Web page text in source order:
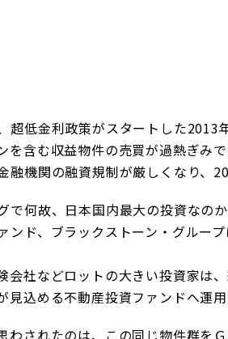
超低金利政策がスタートした
を含む収益物件の売買が過熱ぎ
融機関の融資規制が厳しくなり
で何故、日本国内最大の投資なの
ンド、ブラックストーン・グルー
会社などロットの大きい投資家は
見込める不動産投資ファンドへ運